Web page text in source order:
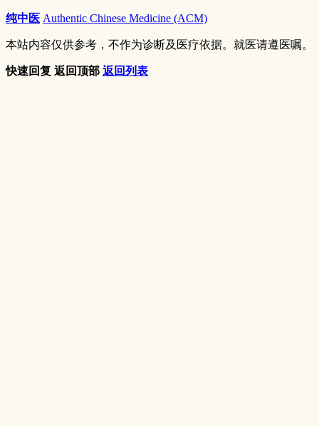
纯中医 Authentic Chinese Medicine (ACM)
本站内容仅供参考，不作为诊断及医疗依据。就医请遵医嘱。
快速回复 返回顶部 返回列表